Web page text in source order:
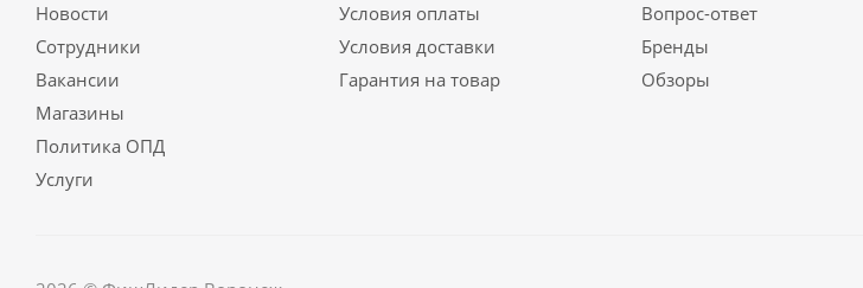
Новости
Сотрудники
Вакансии
Магазины
Политика ОПД
Услуги
Условия оплаты
Условия доставки
Гарантия на товар
Вопрос-ответ
Бренды
Обзоры